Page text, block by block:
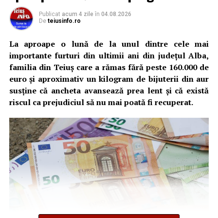
Publicat acum 4 zile în 04.08.2026
De teiusinfo.ro
La aproape o lună de la unul dintre cele mai
importante furturi din ultimii ani din județul Alba,
familia din Teiuș care a rămas fără peste 160.000 de
euro și aproximativ un kilogram de bijuterii din aur
susține că ancheta avansează prea lent și că există
riscul ca prejudiciul să nu mai poată fi recuperat.